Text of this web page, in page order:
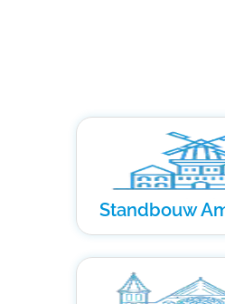
Standbouw